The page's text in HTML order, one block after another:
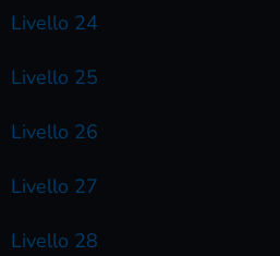
Livello 24
Livello 25
Livello 26
Livello 27
Livello 28